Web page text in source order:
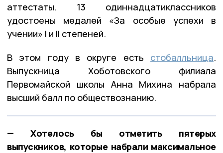
аттестаты. 13 одиннадцатиклассников
удостоены медалей «За особые успехи в
учении» I и II степеней.
В этом году в округе есть стобалльница.
Выпускница Хоботовского филиала
Первомайской школы Анна Михина набрала
высший балл по обществознанию.
— Хотелось бы отметить пятерых
выпускников, которые набрали максимальное